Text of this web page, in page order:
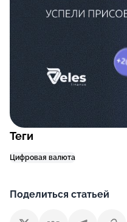
Теги
Цифровая валюта
Поделиться статьей